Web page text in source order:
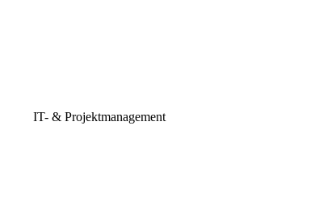
IT- & Projektmanagement